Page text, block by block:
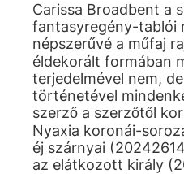
Carissa Broadbent a
fantasyregény-tablói
népszerűvé a műfaj
éldekorált formában
terjedelmével nem,
történetével
szerző a szerzőtől
Nyaxia koronái-
éj szárnyai
az elátkozott király